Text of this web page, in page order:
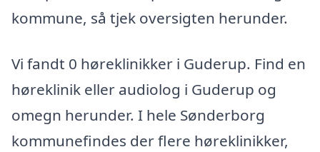
kommune, så tjek oversigten herunder.
Vi fandt 0 høreklinikker i Guderup. Find en
høreklinik eller audiolog i Guderup og
omegn herunder. I hele Sønderborg
kommunefindes der flere høreklinikker,